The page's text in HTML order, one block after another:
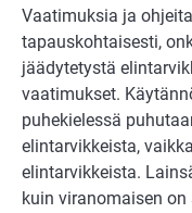
Vaatimuksia ja
tapauskohtaisesti,
jäädytetystä
vaatimukset.
puhekielessä
elintarvikkeista,
elintarvikkeista.
kuin viranomaisen